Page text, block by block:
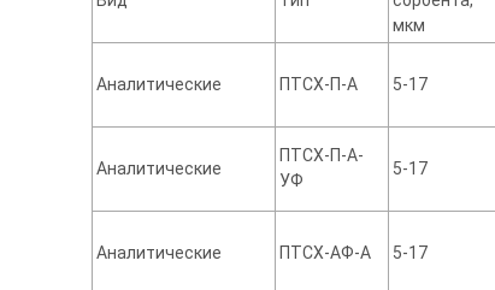
мкм
Аналитические ПТСХ-П-А 5-17
Аналитические
ПТСХ-П-А-
УФ
5-17
Аналитические ПТСХ-АФ-А 5-17